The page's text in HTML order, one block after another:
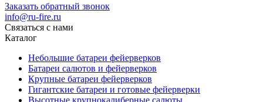
Заказать обратный звонок
info@ru-fire.ru
Связаться с нами
Каталог
Небольшие батареи фейерверков
Батареи салютов и фейерверков
Крупные батареи фейерверков
Гигантские батареи и готовые фейерверки
Высотные крупнокалиберные салюты